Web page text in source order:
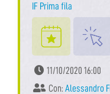
IF Prima fila
11/10/2020 16:00
Con: Alessandro